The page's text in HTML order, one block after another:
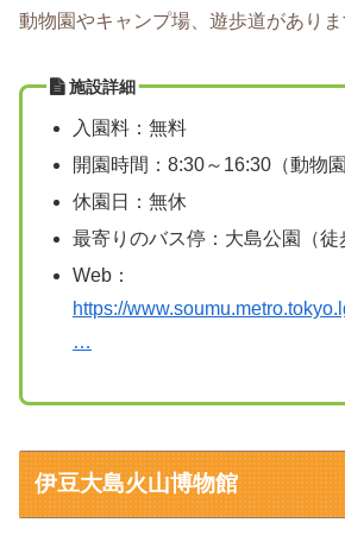
動物園やキャンプ場、遊歩道がありま
施設詳細
入園料：無料
開園時間：8:30～16:30（動物
休園日：無休
最寄りのバス停：大島公園（徒
Web：
https://
…
伊豆大島火山博物館